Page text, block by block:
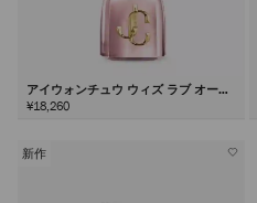
アイウォンチュウ ウィズ ラブ オード
パルファム60ml
¥18,260
新作